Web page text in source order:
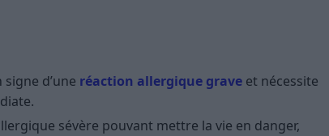
signe d’une réaction allergique grave et nécessite
sévère pouvant mettre la vie en danger,